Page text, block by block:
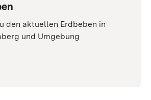
den aktuellen Erdbeben in
und Umgebung